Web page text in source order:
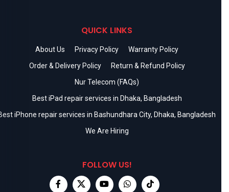
QUICK LINKS
About Us Privacy Policy
Warranty Policy
Order & Delivery Policy
Return & Refund Policy
Nur Telecom (FAQs)
Best iPad repair services in Dhaka, Bangladesh
iPhone repair services in Bashundhara City, Dhaka, Bangladesh
We Are Hiring
FOLLOW US!